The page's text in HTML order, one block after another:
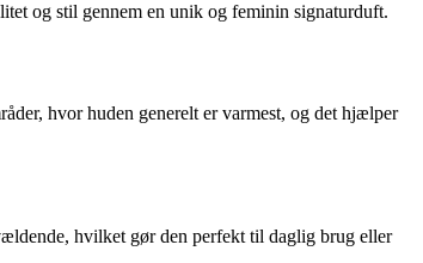
og stil gennem en unik og feminin signaturduft.
hvor huden generelt er varmest, og det hjælper
hvilket gør den perfekt til daglig brug eller